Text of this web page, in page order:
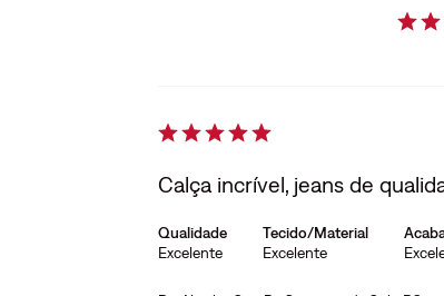
Calça incrível, jeans de
Qualidade
Excelente
Tecido/Material
Excelente